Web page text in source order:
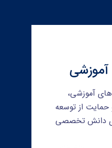
آموزشی،
حمایت از توسعه
دانش تخصصی